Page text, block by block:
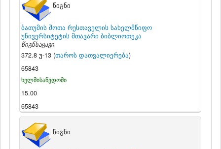
წიგნი
ბათუმის შოთა რუსთაველის სახელმწიფო
უნივერსიტეტის მთავარი ბიბლიოთეკა
წიგნსაცავი
372.8 უ-13 (თაროს დათვალიერება)
65843
ხელმისაწვდომი
15.00
65843
წიგნი